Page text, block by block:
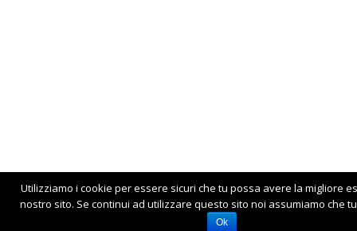
Utilizziamo i cookie per essere sicuri che tu possa avere la migliore
nostro sito. Se continui ad utilizzare questo sito noi assumiamo che
Ok